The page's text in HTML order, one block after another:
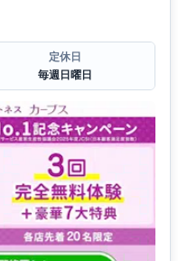
定休日
毎週日曜日